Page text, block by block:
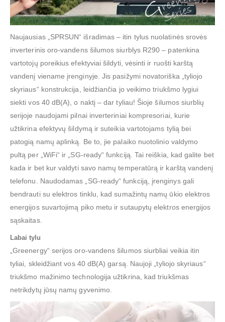
Naujausias „SPRSUN“ išradimas – itin tylus nuolatinės srovės
inverterinis oro-vandens šilumos siurblys R290 – patenkina
vartotojų poreikius efektyviai šildyti, vėsinti ir ruošti karštą
vandenį viename įrenginyje. Jis pasižymi novatoriška „tyliojo
skyriaus“ konstrukcija, leidžiančia jo veikimo triukšmo lygiui
siekti vos 40 dB(A), o naktį – dar tyliau! Šioje šilumos siurblių
serijoje naudojami pilnai inverteriniai kompresoriai, kurie
užtikrina efektyvų šildymą ir suteikia vartotojams tylią bei
patogią namų aplinką. Be to, jie palaiko nuotolinio valdymo
pultą per „WiFi“ ir „SG-ready“ funkciją. Tai reiškia, kad galite bet
kada ir bet kur valdyti savo namų temperatūrą ir karštą vandenį
telefonu. Naudodamas „SG-ready“ funkciją, įrenginys gali
bendrauti su elektros tinklu, kad sumažintų namų ūkio elektros
energijos suvartojimą piko metu ir sutaupytų elektros energijos
sąskaitas.
Labai tylu
„Greenergy“ serijos oro-vandens šilumos siurbliai veikia itin
tyliai, skleidžiant vos 40 dB(A) garsą. Naujoji „tyliojo skyriaus“
triukšmo mažinimo technologija užtikrina, kad triukšmas
netrikdytų jūsų namų gyvenimo.